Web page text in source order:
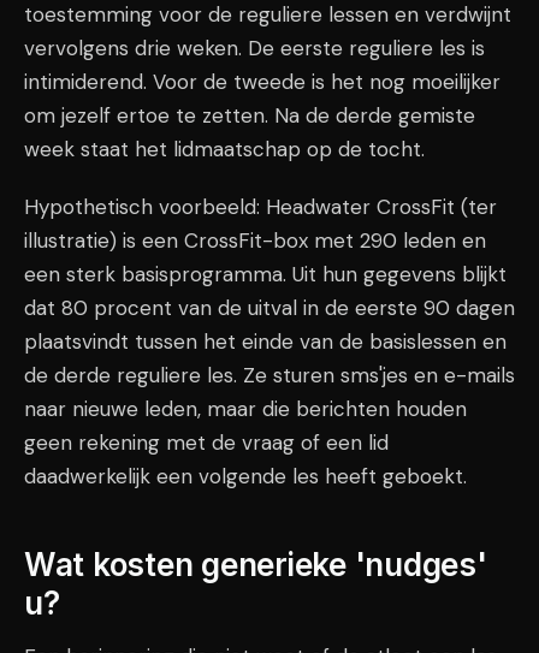
toestemming voor de reguliere lessen en verdwijnt
vervolgens drie weken. De eerste reguliere les is
intimiderend. Voor de tweede is het nog moeilijker
om jezelf ertoe te zetten. Na de derde gemiste
week staat het lidmaatschap op de tocht.
Hypothetisch voorbeeld: Headwater CrossFit (ter
illustratie) is een CrossFit-box met 290 leden en
een sterk basisprogramma. Uit hun gegevens blijkt
dat 80 procent van de uitval in de eerste 90 dagen
plaatsvindt tussen het einde van de basislessen en
de derde reguliere les. Ze sturen sms'jes en e-mails
naar nieuwe leden, maar die berichten houden
geen rekening met de vraag of een lid
daadwerkelijk een volgende les heeft geboekt.
Wat kosten generieke 'nudges'
u?